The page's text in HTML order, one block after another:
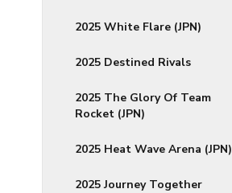
2025 White Flare (JPN)
2025 Destined Rivals
2025 The Glory Of Team
Rocket (JPN)
2025 Heat Wave Arena (JPN)
2025 Journey Together